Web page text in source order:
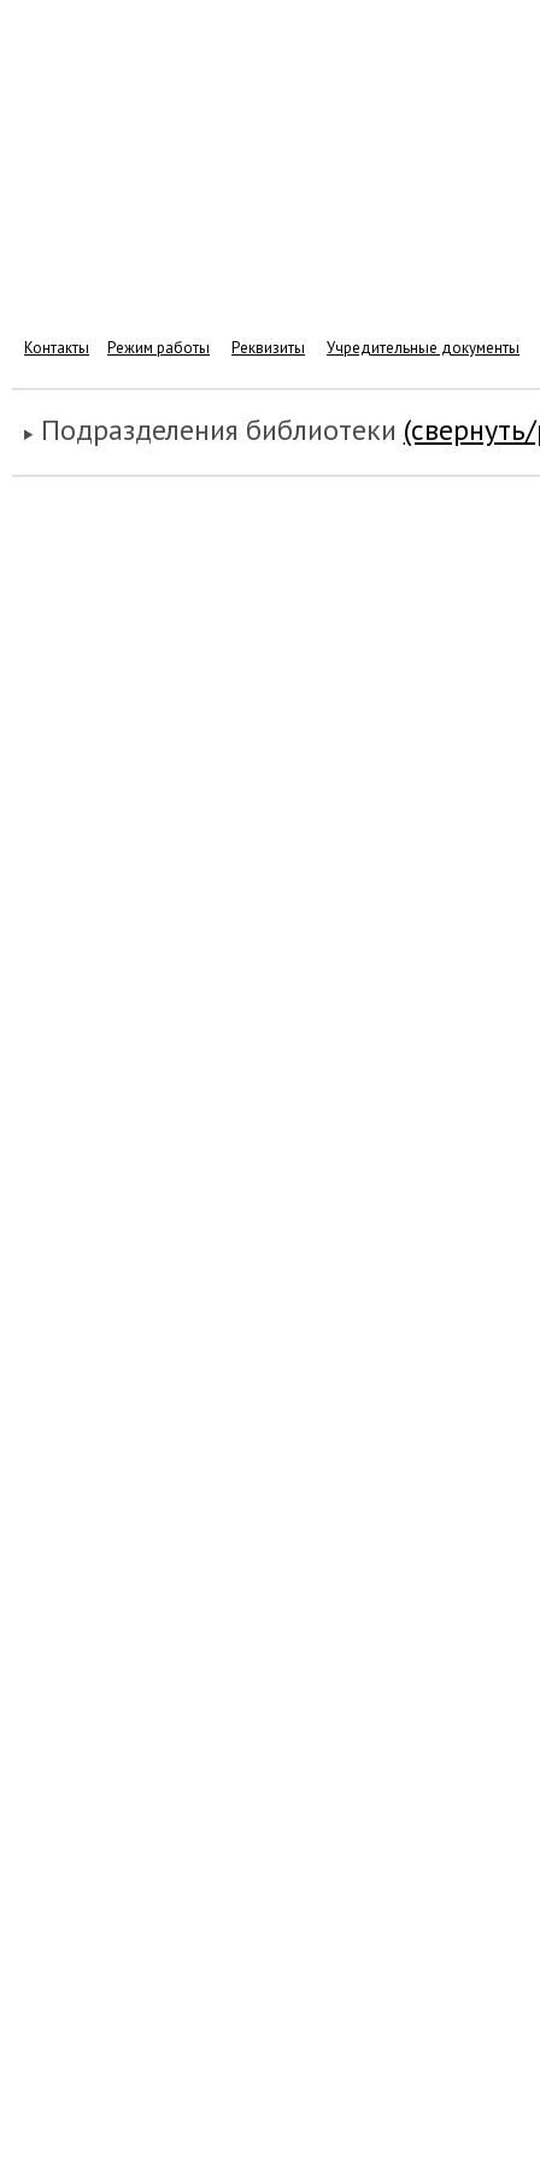
Контакты Режим работы Реквизиты Учредительные документы
Подразделения библиотеки